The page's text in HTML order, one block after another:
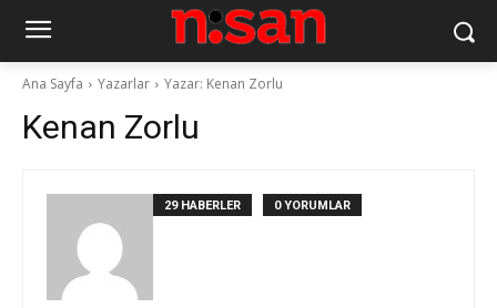
Ana Sayfa Yazarlar Yazar: Kenan Zorlu
Kenan Zorlu
29 HABERLER 0 YORUMLAR